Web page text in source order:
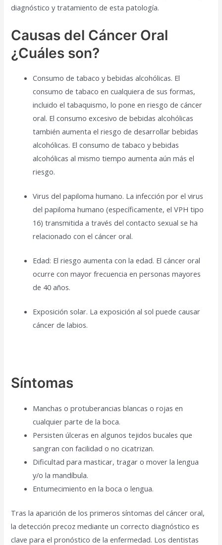
diagnóstico y tratamiento de esta patología.
Causas del Cáncer Oral
¿Cuáles son?
Consumo de tabaco y bebidas alcohólicas. El
consumo de tabaco en cualquiera de sus formas,
incluido el tabaquismo, lo pone en riesgo de cáncer
oral. El consumo excesivo de bebidas alcohólicas
también aumenta el riesgo de desarrollar bebidas
alcohólicas. El consumo de tabaco y bebidas
alcohólicas al mismo tiempo aumenta aún más el
riesgo.
Virus del papiloma humano. La infección por el virus
del papiloma humano (específicamente, el VPH tipo
16) transmitida a través del contacto sexual se ha
relacionado con el cáncer oral.
Edad: El riesgo aumenta con la edad. El cáncer oral
ocurre con mayor frecuencia en personas mayores
de 40 años.
Exposición solar. La exposición al sol puede causar
cáncer de labios.
Síntomas
Manchas o protuberancias blancas o rojas en
cualquier parte de la boca.
Persisten úlceras en algunos tejidos bucales que
sangran con facilidad o no cicatrizan.
Dificultad para masticar, tragar o mover la lengua
y/o la mandíbula.
Entumecimiento en la boca o lengua.
Tras la aparición de los primeros síntomas del cáncer oral,
la detección precoz mediante un correcto diagnóstico es
clave para el pronóstico de la enfermedad. Los dentistas